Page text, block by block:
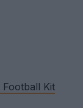
Kit